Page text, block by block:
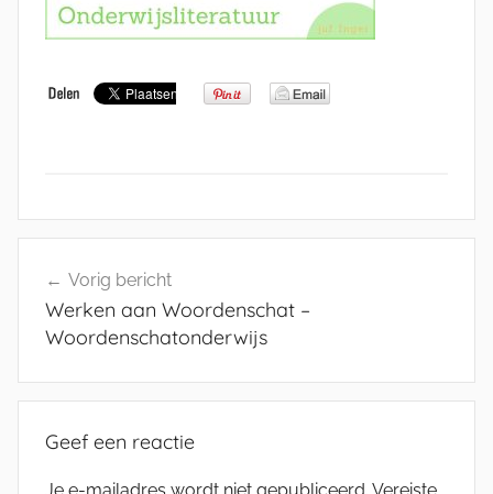
navigatie
Vorig bericht
Werken aan Woordenschat –
Woordenschatonderwijs
Geef een reactie
Je e-mailadres wordt niet gepubliceerd. Vereiste